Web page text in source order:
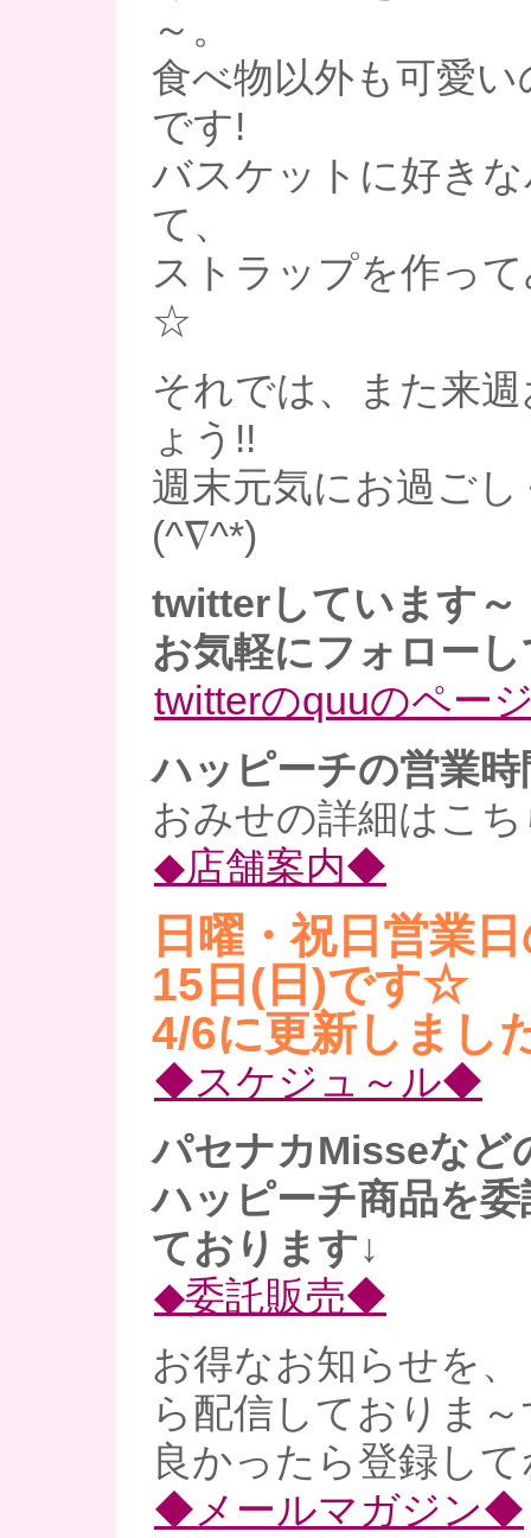
～。
食べ物以外も可愛
です!
バスケットに好き
て、
ストラップを作っ
☆
それでは、また来
ょう!!
週末元気にお過ご
(^∇^*)
twitterしています～
お気軽にフォローし
twitterのquuのペー
ハッピーチの営業
おみせの詳細はこ
◆店舗案内◆
日曜・祝日営業
15日(日)です☆
4/6に更新しまし
◆スケジュ～ル◆
パセナカMisseなど
ハッピーチ商品を
ております↓
◆委託販売◆
お得なお知らせを
ら配信しておりま～
良かったら登録して
◆メールマガジン◆